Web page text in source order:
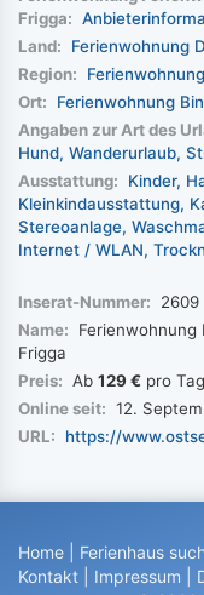
Frigga:
Land:
Ferienwohnung
Region:
Ort:
Ferienwohnung
Angaben zur Art des
Hund Wanderurlaub
Ausstattung:
Kinder
Kleinkindausstattung
Stereoanlage
Internet / WLAN
Inserat-Nummer:
2609
Name:
Ferienwohnung
Frigga
Preis: Ab 129 € pro
Online seit: 12.
URL:
https://
Home Ferienhaus
Kontakt
Impressum